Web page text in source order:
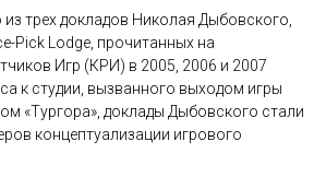
трех докладов Николая Дыбовского,
Pick Lodge, прочитанных на
Игр (КРИ) в 2005, 2006 и 2007
к студии, вызванного выходом игры
«Тургора», доклады Дыбовского стали
концептуализации игрового